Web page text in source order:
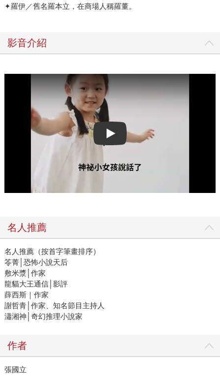
✦羅伊／舊名羅本立，在商場人稱羅董。
影音介紹
Play video
名人推薦
名人推薦（按首字筆畫排序）
笭菁│恐怖小說天后
敷米漿│作家
龍貓大王通信│影評
薛西斯｜作家
謝哲青│作家、知名節目主持人
瀟湘神│奇幻推理小說家
作者
張國立